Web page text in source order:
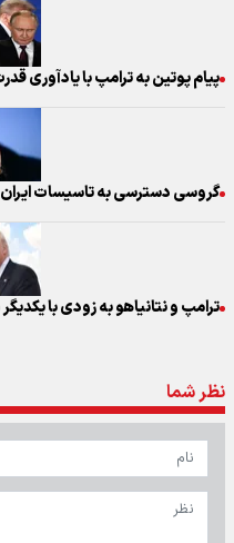
پیام پوتین به ترامپ با یادآوری
گروسی دسترسی به تاسیسات ایران
ترامپ و نتانیاهو به زودی با
نظر شما